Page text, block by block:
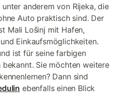
anderem von Rijeka, die
Auto praktisch sind. Der
Mali Lošinj mit Hafen,
Einkaufsmöglichkeiten.
ist für seine farbigen
bekannt. Sie möchten weitere
Dann sind
ebenfalls einen Blick